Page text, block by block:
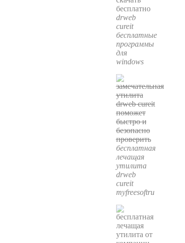
drweb
cureit
бесплатные
программы
для
windows
бесплатная
лечащая
утилита
drweb
cureit
myfreesoftru